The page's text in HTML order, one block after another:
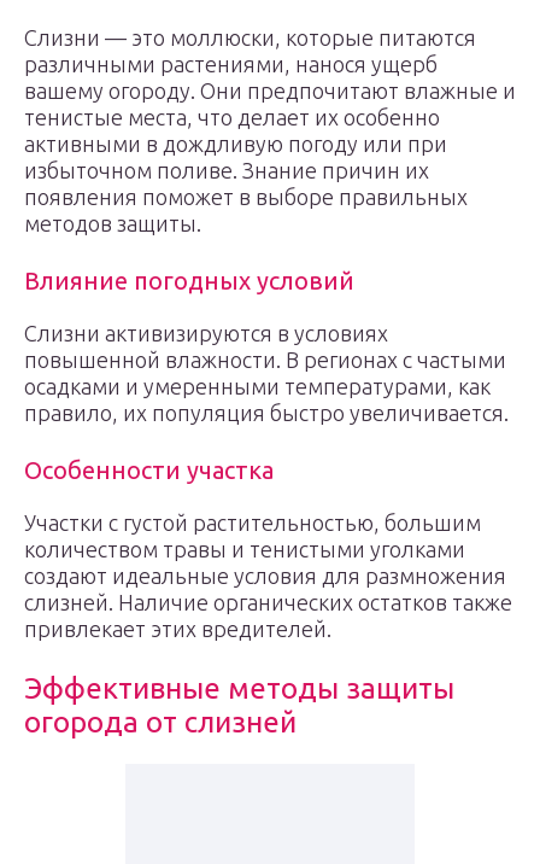
Слизни — это моллюски, которые питаются
различными растениями, нанося ущерб
вашему огороду. Они предпочитают влажные и
тенистые места, что делает их особенно
активными в дождливую погоду или при
избыточном поливе. Знание причин их
появления поможет в выборе правильных
методов защиты.
Влияние погодных условий
Слизни активизируются в условиях
повышенной влажности. В регионах с частыми
осадками и умеренными температурами, как
правило, их популяция быстро увеличивается.
Особенности участка
Участки с густой растительностью, большим
количеством травы и тенистыми уголками
создают идеальные условия для размножения
слизней. Наличие органических остатков также
привлекает этих вредителей.
Эффективные методы защиты
огорода от слизней